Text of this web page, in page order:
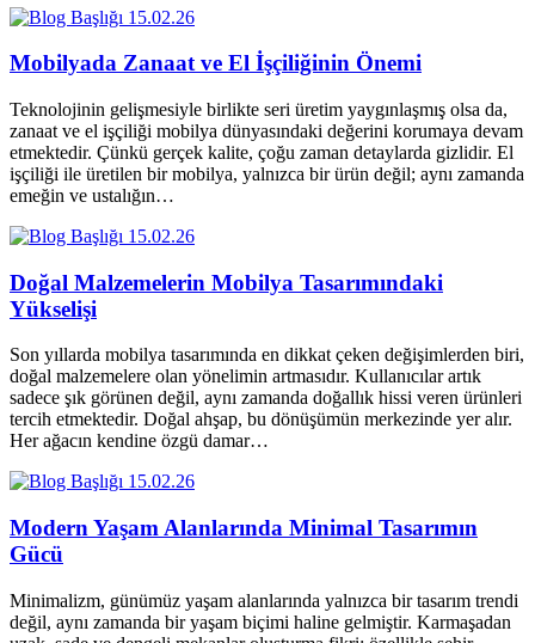
15.02.26
Mobilyada Zanaat ve El İşçiliğinin Önemi
Teknolojinin gelişmesiyle birlikte seri üretim yaygınlaşmış olsa da,
zanaat ve el işçiliği mobilya dünyasındaki değerini korumaya devam
etmektedir. Çünkü gerçek kalite, çoğu zaman detaylarda gizlidir. El
işçiliği ile üretilen bir mobilya, yalnızca bir ürün değil; aynı zamanda
emeğin ve ustalığın…
15.02.26
Doğal Malzemelerin Mobilya Tasarımındaki
Yükselişi
Son yıllarda mobilya tasarımında en dikkat çeken değişimlerden biri,
doğal malzemelere olan yönelimin artmasıdır. Kullanıcılar artık
sadece şık görünen değil, aynı zamanda doğallık hissi veren ürünleri
tercih etmektedir. Doğal ahşap, bu dönüşümün merkezinde yer alır.
Her ağacın kendine özgü damar…
15.02.26
Modern Yaşam Alanlarında Minimal Tasarımın
Gücü
Minimalizm, günümüz yaşam alanlarında yalnızca bir tasarım trendi
değil, aynı zamanda bir yaşam biçimi haline gelmiştir. Karmaşadan